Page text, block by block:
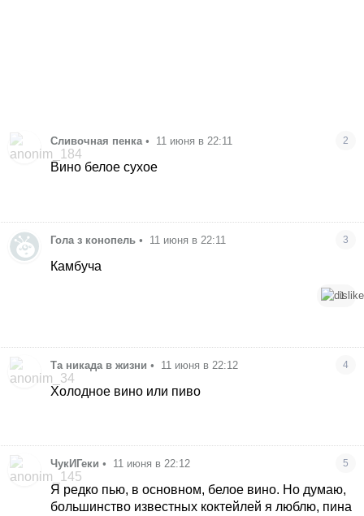
Сливочная пенка • 11 июня в 22:11 2
Вино белое сухое
Гола з конопель • 11 июня в 22:11 3
Камбуча
1
Та никада в жизни • 11 июня в 22:12 4
Холодное вино или пиво
ЧукИГеки • 11 июня в 22:12 5
Я редко пью, в основном, белое вино. Но думаю,
большинство известных коктейлей я люблю, пина